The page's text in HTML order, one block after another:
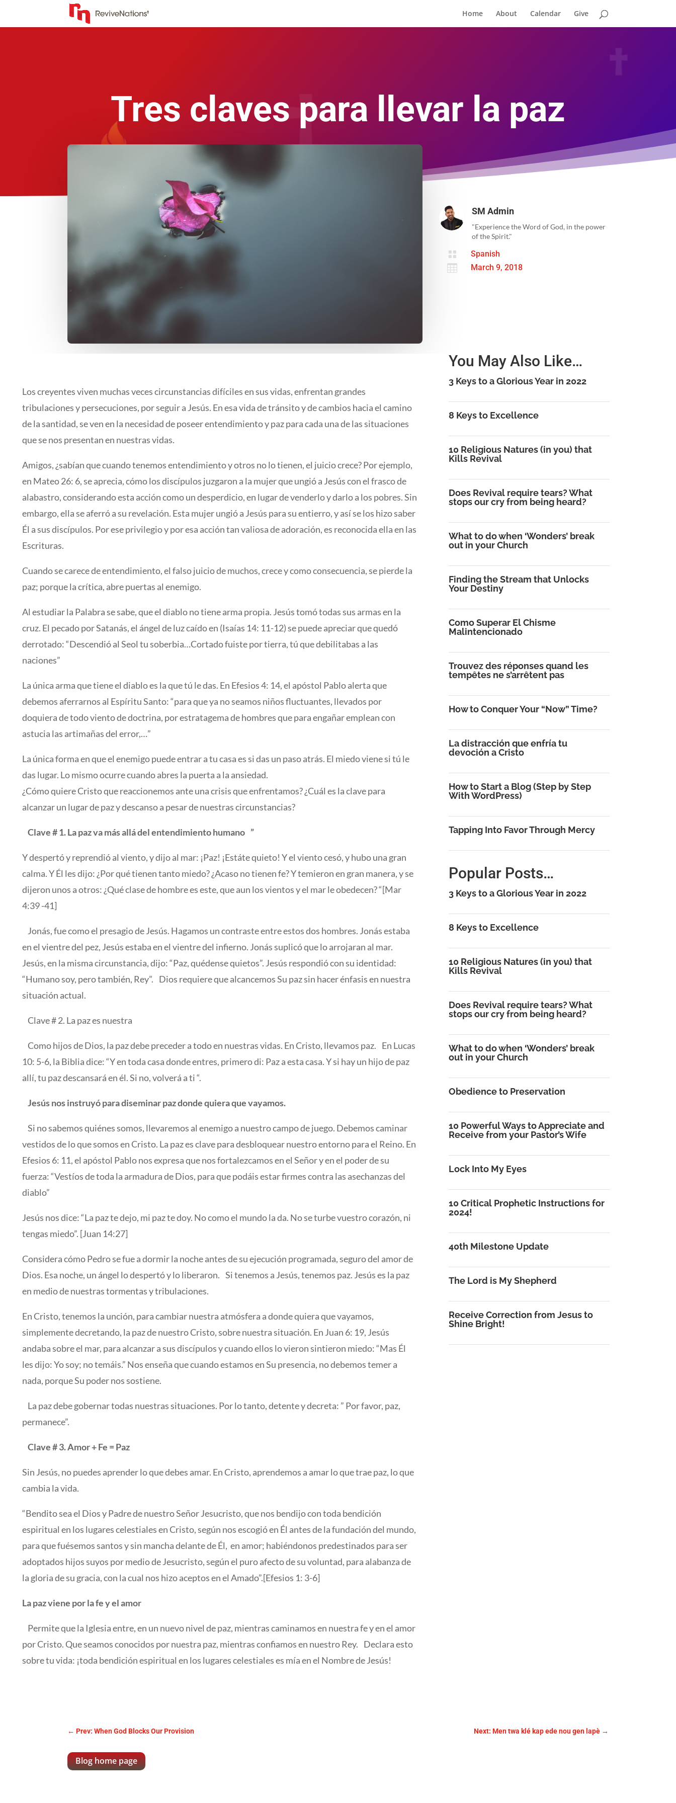
Home About Calendar Give
Tres claves para llevar la paz
SM Admin
"Experience the Word of God, in the power
of the Spirit."
 Spanish
 March 9, 2018
Los creyentes viven muchas veces circunstancias difíciles en sus vidas, enfrentan grandes
tribulaciones y persecuciones, por seguir a Jesús. En esa vida de tránsito y de cambios hacia el camino
de la santidad, se ven en la necesidad de poseer entendimiento y paz para cada una de las situaciones
que se nos presentan en nuestras vidas.
Amigos, ¿sabían que cuando tenemos entendimiento y otros no lo tienen, el juicio crece? Por ejemplo,
en Mateo 26: 6, se aprecia, cómo los discípulos juzgaron a la mujer que ungió a Jesús con el frasco de
alabastro, considerando esta acción como un desperdicio, en lugar de venderlo y darlo a los pobres. Sin
embargo, ella se aferró a su revelación. Esta mujer ungió a Jesús para su entierro, y así se los hizo saber
Él a sus discípulos. Por ese privilegio y por esa acción tan valiosa de adoración, es reconocida ella en las
Escrituras.
Cuando se carece de entendimiento, el falso juicio de muchos, crece y como consecuencia, se pierde la
paz; porque la crítica, abre puertas al enemigo.
Al estudiar la Palabra se sabe, que el diablo no tiene arma propia. Jesús tomó todas sus armas en la
cruz. El pecado por Satanás, el ángel de luz caído en (Isaías 14: 11-12) se puede apreciar que quedó
derrotado: “Descendió al Seol tu soberbia…Cortado fuiste por tierra, tú que debilitabas a las
naciones”
La única arma que tiene el diablo es la que tú le das. En Efesios 4: 14, el apóstol Pablo alerta que
debemos aferrarnos al Espíritu Santo: “para que ya no seamos niños fluctuantes, llevados por
doquiera de todo viento de doctrina, por estratagema de hombres que para engañar emplean con
astucia las artimañas del error,…”
La única forma en que el enemigo puede entrar a tu casa es si das un paso atrás. El miedo viene si tú le
das lugar. Lo mismo ocurre cuando abres la puerta a la ansiedad.
¿Cómo quiere Cristo que reaccionemos ante una crisis que enfrentamos? ¿Cuál es la clave para
alcanzar un lugar de paz y descanso a pesar de nuestras circunstancias?
Clave # 1. La paz va más allá del entendimiento humano ”
Y despertó y reprendió al viento, y dijo al mar: ¡Paz! ¡Estáte quieto! Y el viento cesó, y hubo una gran
calma. Y Él les dijo: ¿Por qué tienen tanto miedo? ¿Acaso no tienen fe? Y temieron en gran manera, y se
dijeron unos a otros: ¿Qué clase de hombre es este, que aun los vientos y el mar le obedecen? “[Mar
4:39 -41]
Jonás, fue como el presagio de Jesús. Hagamos un contraste entre estos dos hombres. Jonás estaba
en el vientre del pez, Jesús estaba en el vientre del infierno. Jonás suplicó que lo arrojaran al mar.
Jesús, en la misma circunstancia, dijo: “Paz, quédense quietos”. Jesús respondió con su identidad:
“Humano soy, pero también, Rey”. Dios requiere que alcancemos Su paz sin hacer énfasis en nuestra
situación actual.
Clave # 2. La paz es nuestra
Como hijos de Dios, la paz debe preceder a todo en nuestras vidas. En Cristo, llevamos paz. En Lucas
10: 5-6, la Biblia dice: “Y en toda casa donde entres, primero di: Paz a esta casa. Y si hay un hijo de paz
allí, tu paz descansará en él. Si no, volverá a ti “.
Jesús nos instruyó para diseminar paz donde quiera que vayamos.
Si no sabemos quiénes somos, llevaremos al enemigo a nuestro campo de juego. Debemos caminar
vestidos de lo que somos en Cristo. La paz es clave para desbloquear nuestro entorno para el Reino. En
Efesios 6: 11, el apóstol Pablo nos expresa que nos fortalezcamos en el Señor y en el poder de su
fuerza: “Vestíos de toda la armadura de Dios, para que podáis estar firmes contra las asechanzas del
diablo”
Jesús nos dice: “La paz te dejo, mi paz te doy. No como el mundo la da. No se turbe vuestro corazón, ni
tengas miedo”. [Juan 14:27]
Considera cómo Pedro se fue a dormir la noche antes de su ejecución programada, seguro del amor de
Dios. Esa noche, un ángel lo despertó y lo liberaron. Si tenemos a Jesús, tenemos paz. Jesús es la paz
en medio de nuestras tormentas y tribulaciones.
En Cristo, tenemos la unción, para cambiar nuestra atmósfera a donde quiera que vayamos,
simplemente decretando, la paz de nuestro Cristo, sobre nuestra situación. En Juan 6: 19, Jesús
andaba sobre el mar, para alcanzar a sus discípulos y cuando ellos lo vieron sintieron miedo: “Mas Él
les dijo: Yo soy; no temáis.” Nos enseña que cuando estamos en Su presencia, no debemos temer a
nada, porque Su poder nos sostiene.
La paz debe gobernar todas nuestras situaciones. Por lo tanto, detente y decreta: ” Por favor, paz,
permanece”.
Clave # 3. Amor + Fe = Paz
Sin Jesús, no puedes aprender lo que debes amar. En Cristo, aprendemos a amar lo que trae paz, lo que
cambia la vida.
“Bendito sea el Dios y Padre de nuestro Señor Jesucristo, que nos bendijo con toda bendición
espiritual en los lugares celestiales en Cristo, según nos escogió en Él antes de la fundación del mundo,
para que fuésemos santos y sin mancha delante de Él, en amor; habiéndonos predestinados para ser
adoptados hijos suyos por medio de Jesucristo, según el puro afecto de su voluntad, para alabanza de
la gloria de su gracia, con la cual nos hizo aceptos en el Amado”.[Efesios 1: 3-6]
La paz viene por la fe y el amor
Permite que la Iglesia entre, en un nuevo nivel de paz, mientras caminamos en nuestra fe y en el amor
por Cristo. Que seamos conocidos por nuestra paz, mientras confiamos en nuestro Rey. Declara esto
sobre tu vida: ¡toda bendición espiritual en los lugares celestiales es mía en el Nombre de Jesús!
You May Also Like…
3 Keys to a Glorious Year in 2022
8 Keys to Excellence
10 Religious Natures (in you) that
Kills Revival
Does Revival require tears? What
stops our cry from being heard?
What to do when ‘Wonders’ break
out in your Church
Finding the Stream that Unlocks
Your Destiny
Como Superar El Chisme
Malintencionado
Trouvez des réponses quand les
tempêtes ne s’arrêtent pas
How to Conquer Your “Now” Time?
La distracción que enfría tu
devoción a Cristo
How to Start a Blog (Step by Step
With WordPress)
Tapping Into Favor Through Mercy
Popular Posts…
3 Keys to a Glorious Year in 2022
8 Keys to Excellence
10 Religious Natures (in you) that
Kills Revival
Does Revival require tears? What
stops our cry from being heard?
What to do when ‘Wonders’ break
out in your Church
Obedience to Preservation
10 Powerful Ways to Appreciate and
Receive from your Pastor’s Wife
Lock Into My Eyes
10 Critical Prophetic Instructions for
2024!
40th Milestone Update
The Lord is My Shepherd
Receive Correction from Jesus to
Shine Bright!
←Prev: When God Blocks Our Provision Next: Men twa klé kap ede nou gen lapè→
Blog home page